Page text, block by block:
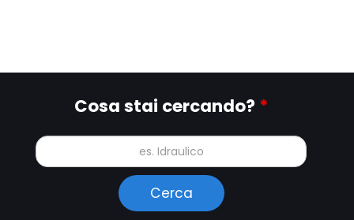
Cosa stai cercando? *